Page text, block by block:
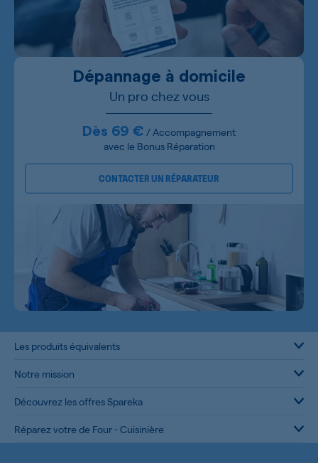
Dépannage à domicile
Un pro chez vous
Dès 69 € / Accompagnement
avec le Bonus Réparation
CONTACTER UN RÉPARATEUR
Les produits équivalents
Notre mission
Découvrez les offres Spareka
Réparez votre de Four - Cuisinière